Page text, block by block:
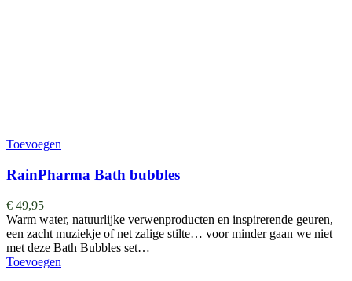
Toevoegen
RainPharma Bath bubbles
€ 49,95
Warm water, natuurlijke verwenproducten en inspirerende geuren,
een zacht muziekje of net zalige stilte… voor minder gaan we niet
met deze Bath Bubbles set…
Toevoegen